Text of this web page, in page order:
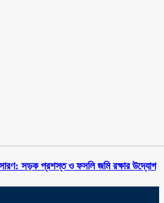
সড়ক প্রশস্ত ও ফসলি জমি রক্ষার উদ্যোগ